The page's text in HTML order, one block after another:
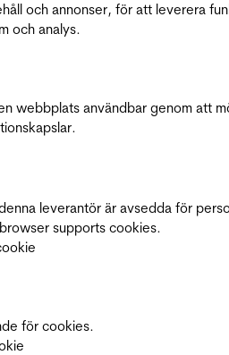
och annonser, för att leverera
och analys.
webbplats användbar genom att
leverantör är avsedda för
supports cookies.
för cookies.